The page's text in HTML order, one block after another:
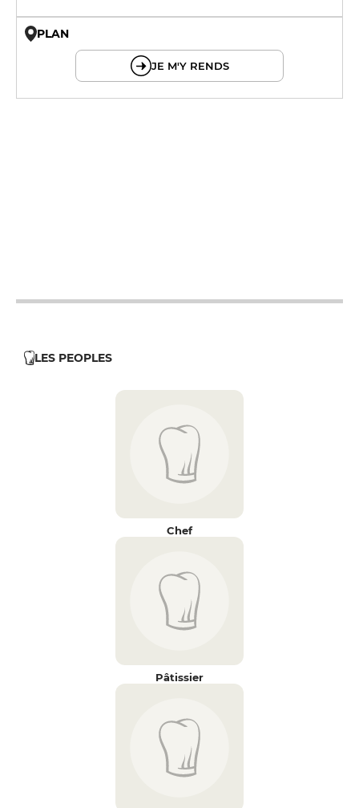
PLAN
JE M'Y RENDS
LES PEOPLES
Chef
Pâtissier